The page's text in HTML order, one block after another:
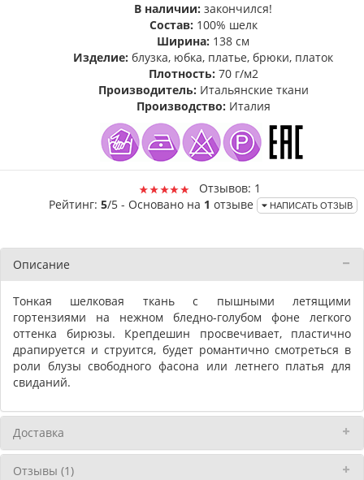
В наличии: закончился!
Состав: 100% шелк
Ширина: 138 см
Изделие: блузка, юбка, платье, брюки, платок
Плотность: 70 г/м2
Производитель: Итальянские ткани
Производство: Италия
Отзывов: 1
Рейтинг: 5/5 - Основано на 1 отзыве НАПИСАТЬ ОТЗЫВ
Описание
Тонкая шелковая ткань с пышными летящими
гортензиями на нежном бледно-голубом фоне легкого
оттенка бирюзы. Крепдешин просвечивает, пластично
драпируется и струится, будет романтично смотреться в
роли блузы свободного фасона или летнего платья для
свиданий.
Доставка
Отзывы (1)